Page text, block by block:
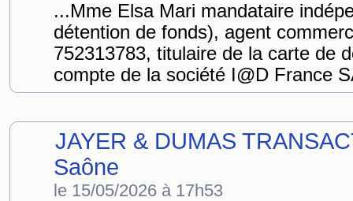
...Mme Elsa Mari mandataire
détention de fonds), agent
752313783, titulaire de la carte de
compte de la société I@D France
JAYER & DUMAS
Saône
le 15/05/2026 à 17h53